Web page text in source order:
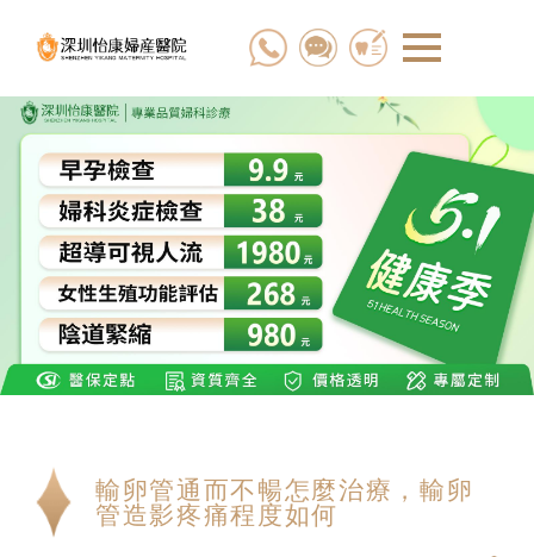
輸卵管通而不暢怎麼治療，輸卵
管造影疼痛程度如何